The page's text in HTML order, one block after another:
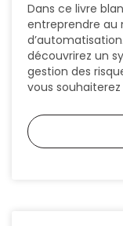
Dans ce livre
entreprendre au
découvrirez un
gestion des
vous